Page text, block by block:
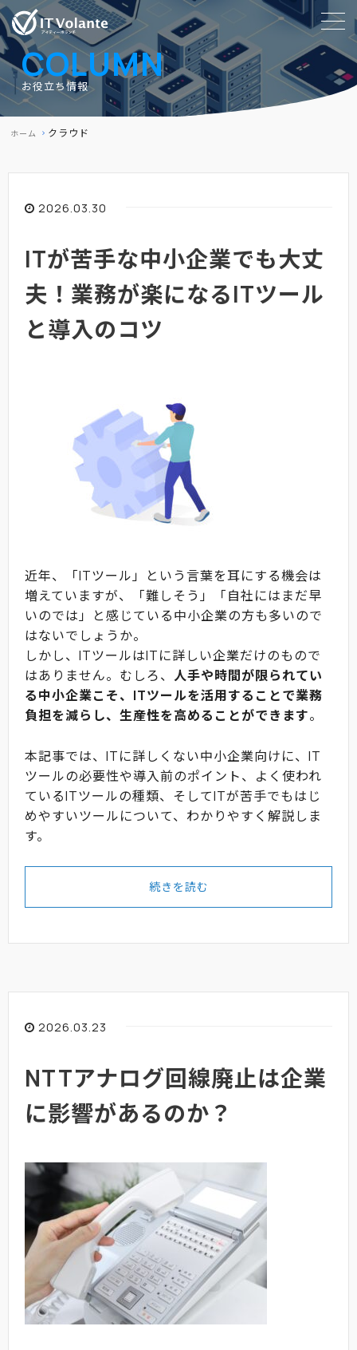
COLUMN
お役立ち情報
ホーム クラウド
2026.03.30
ITが苦手な中小企業でも大丈
夫！業務が楽になるITツール
と導入のコツ
近年、「ITツール」という言葉を耳にする機会は
増えていますが、「難しそう」「自社にはまだ早
いのでは」と感じている中小企業の方も多いので
はないでしょうか。
しかし、ITツールはITに詳しい企業だけのもので
はありません。むしろ、 人手や時間が限られてい
る中小企業こそ、ITツールを活用することで業務
負担を減らし、生産性を高めることができます。
本記事では、ITに詳しくない中小企業向けに、IT
ツールの必要性や導入前のポイント、よく使われ
ているITツールの種類、そしてITが苦手でもはじ
めやすいツールについて、わかりやすく解説しま
す。
続きを読む
2026.03.23
NTTアナログ回線廃止は企業
に影響があるのか？